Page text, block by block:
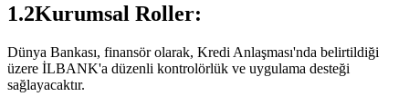
1.2Kurumsal Roller:
Dünya Bankası, finansör olarak, Kredi Anlaşması'nda belirtildiği
üzere İLBANK'a düzenli kontrolörlük ve uygulama desteği
sağlayacaktır.